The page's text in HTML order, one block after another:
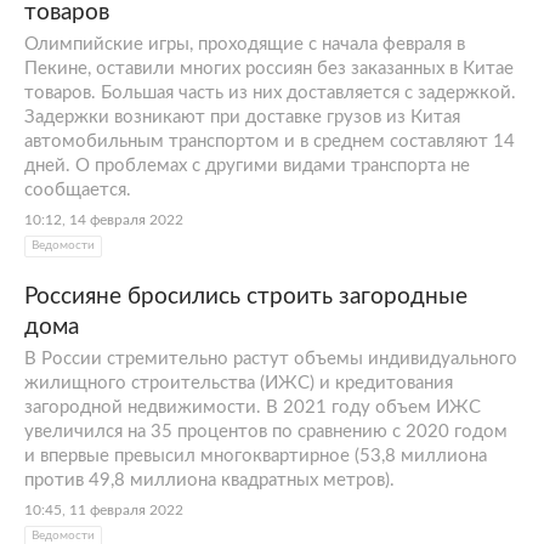
товаров
Олимпийские игры, проходящие с начала февраля в
Пекине, оставили многих россиян без заказанных в Китае
товаров. Большая часть из них доставляется с задержкой.
Задержки возникают при доставке грузов из Китая
автомобильным транспортом и в среднем составляют 14
дней. О проблемах с другими видами транспорта не
сообщается.
10:12, 14 февраля 2022
Ведомости
Россияне бросились строить загородные
дома
В России стремительно растут объемы индивидуального
жилищного строительства (ИЖС) и кредитования
загородной недвижимости. В 2021 году объем ИЖС
увеличился на 35 процентов по сравнению с 2020 годом
и впервые превысил многоквартирное (53,8 миллиона
против 49,8 миллиона квадратных метров).
10:45, 11 февраля 2022
Ведомости